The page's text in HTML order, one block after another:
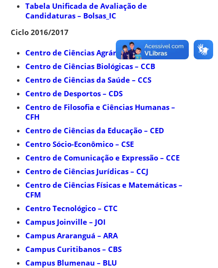
Tabela Unificada de Avaliação de
Candidaturas – Bolsas_IC
Ciclo 2016/2017
Centro de Ciências Agrárias – CCA
Centro de Ciências Biológicas – CCB
Centro de Ciências da Saúde – CCS
Centro de Desportos – CDS
Centro de Filosofia e Ciências Humanas –
CFH
Centro de Ciências da Educação – CED
Centro Sócio-Econômico – CSE
Centro de Comunicação e Expressão – CCE
Centro de Ciências Jurídicas – CCJ
Centro de Ciências Físicas e Matemáticas –
CFM
Centro Tecnológico – CTC
Campus Joinville – JOI
Campus Araranguá – ARA
Campus Curitibanos – CBS
Campus Blumenau – BLU